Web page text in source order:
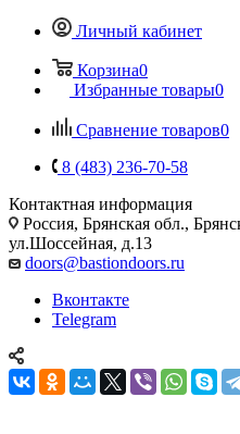
Личный кабинет
Корзина0
Избранные товары0
Сравнение товаров0
8 (483) 236-70-58
Контактная информация
Россия, Брянская обл.,
ул.Шоссейная, д.13
doors@bastiondoors.ru
Вконтакте
Telegram